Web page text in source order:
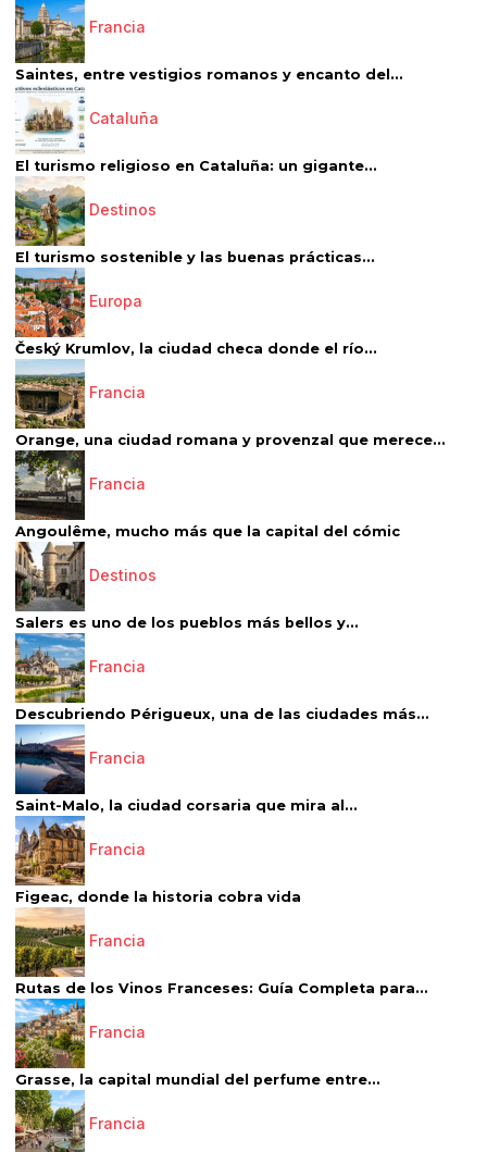
Francia
Saintes, entre vestigios romanos y encanto del...
Cataluña
El turismo religioso en Cataluña: un gigante...
Destinos
El turismo sostenible y las buenas prácticas...
Europa
Český Krumlov, la ciudad checa donde el río...
Francia
Orange, una ciudad romana y provenzal que merece...
Francia
Angoulême, mucho más que la capital del cómic
Destinos
Salers es uno de los pueblos más bellos y...
Francia
Descubriendo Périgueux, una de las ciudades más...
Francia
Saint-Malo, la ciudad corsaria que mira al...
Francia
Figeac, donde la historia cobra vida
Francia
Rutas de los Vinos Franceses: Guía Completa para...
Francia
Grasse, la capital mundial del perfume entre...
Francia